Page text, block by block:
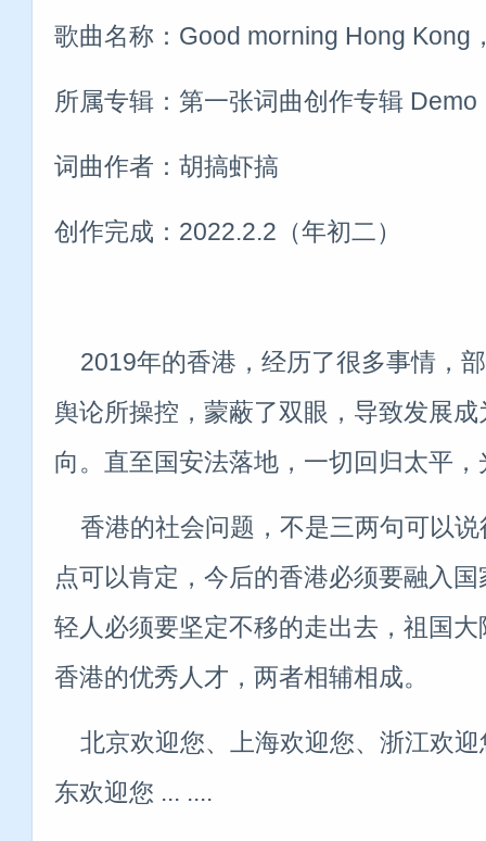
歌曲名称：Good morning Hong Kong
所属专辑：第一张词曲创作专辑 Demo
词曲作者：胡搞虾搞
创作完成：2022.2.2（年初二）
2019年的香港，经历了很多事情，
舆论所操控，蒙蔽了双眼，导致发展
向。直至国安法落地，一切回归太平
香港的社会问题，不是三两句可以说
点可以肯定，今后的香港必须要融入
轻人必须要坚定不移的走出去，祖国
香港的优秀人才，两者相辅相成。
北京欢迎您、上海欢迎您、浙江欢迎
东欢迎您 ... ....